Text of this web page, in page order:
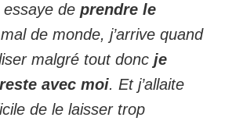
de prendre le
de monde, j’arrive quand
malgré tout donc je
avec moi. Et j’allaite
de le laisser trop